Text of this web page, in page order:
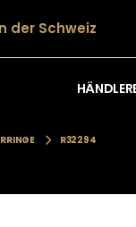
der Schweiz
R32294